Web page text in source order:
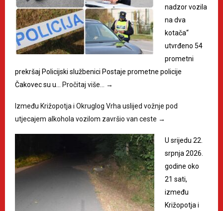
nadzor vozila
na dva
kotača“
utvrđeno 54
prometni
prekršaj Policijski službenici Postaje prometne policije
Čakovec su u…
Pročitaj više… →
Između Križopotja i Okruglog Vrha uslijed vožnje pod
utjecajem alkohola vozilom završio van ceste →
U srijedu 22.
srpnja 2026.
godine oko
21 sati,
između
Križopotja i